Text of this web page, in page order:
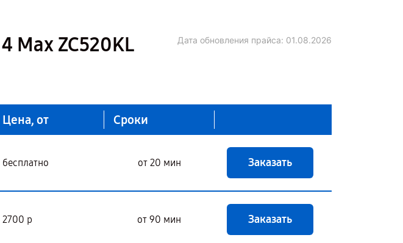
Max ZC520KL
Дата обновления прайса: 01.08.2026
Цена, от Сроки
бесплатно от 20 мин Заказать
2700 р от 90 мин Заказать